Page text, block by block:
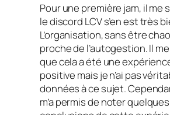
Pour une première jam, il me
le discord LCV s’en est très
L’organisation, sans être
proche de l’autogestion. Il
que cela a été une
positive mais je n’ai pas
données à ce sujet.
m’a permis de noter quelques